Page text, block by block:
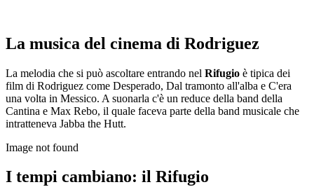
La musica del cinema di Rodriguez
La melodia che si può ascoltare entrando nel Rifugio è tipica dei
film di Rodriguez come Desperado, Dal tramonto all'alba e C'era
una volta in Messico. A suonarla c'è un reduce della band della
Cantina e Max Rebo, il quale faceva parte della band musicale che
intratteneva Jabba the Hutt.
Image not found
I tempi cambiano: il Rifugio